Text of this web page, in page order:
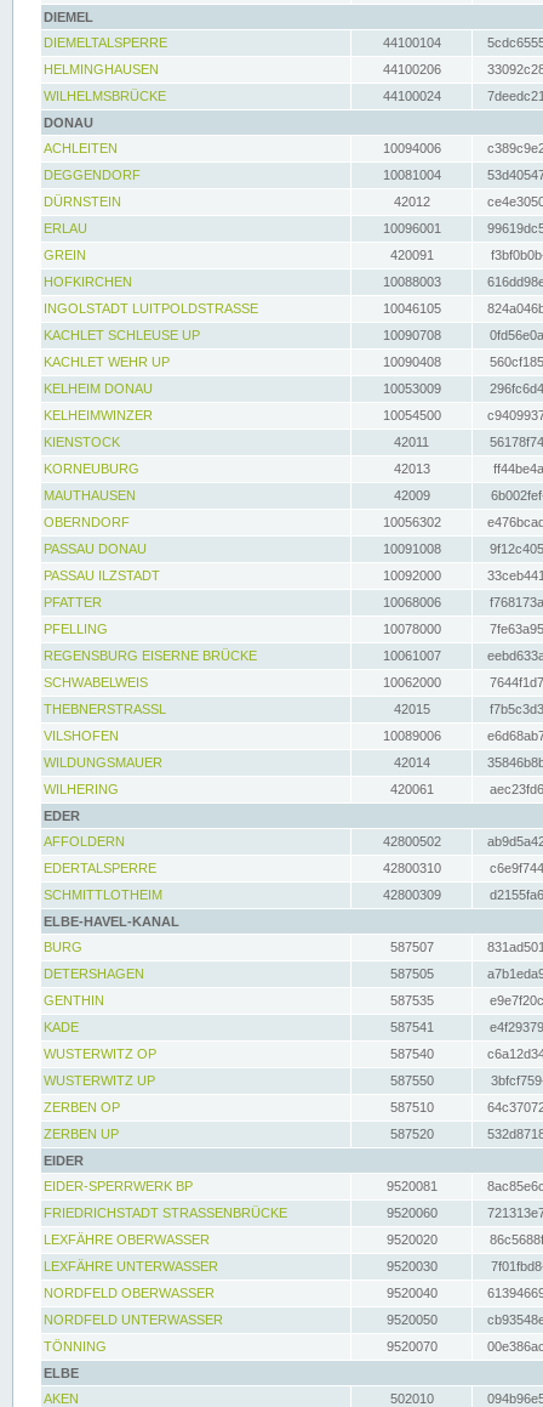
DIEMEL
DIEMELTALSPERRE
44100104
HELMINGHAUSEN
44100206
WILHELMSBRÜCKE
44100024
DONAU
ACHLEITEN
10094006
DEGGENDORF
10081004
DÜRNSTEIN
42012
ERLAU
10096001
GREIN
420091
HOFKIRCHEN
10088003
INGOLSTADT LUITPOLDSTRASSE
10046105
KACHLET SCHLEUSE UP
10090708
KACHLET WEHR UP
10090408
KELHEIM DONAU
10053009
KELHEIMWINZER
10054500
KIENSTOCK
42011
KORNEUBURG
42013
MAUTHAUSEN
42009
OBERNDORF
10056302
PASSAU DONAU
10091008
PASSAU ILZSTADT
10092000
PFATTER
10068006
PFELLING
10078000
REGENSBURG EISERNE BRÜCKE
10061007
SCHWABELWEIS
10062000
THEBNERSTRASSL
42015
VILSHOFEN
10089006
WILDUNGSMAUER
42014
WILHERING
420061
EDER
AFFOLDERN
42800502
EDERTALSPERRE
42800310
SCHMITTLOTHEIM
42800309
ELBE-HAVEL-KANAL
BURG
587507
DETERSHAGEN
587505
GENTHIN
587535
KADE
587541
WUSTERWITZ OP
587540
WUSTERWITZ UP
587550
ZERBEN OP
587510
ZERBEN UP
587520
EIDER
EIDER-SPERRWERK BP
9520081
FRIEDRICHSTADT STRASSENBRÜCKE
9520060
LEXFÄHRE OBERWASSER
9520020
LEXFÄHRE UNTERWASSER
9520030
NORDFELD OBERWASSER
9520040
NORDFELD UNTERWASSER
9520050
TÖNNING
9520070
ELBE
AKEN
502010